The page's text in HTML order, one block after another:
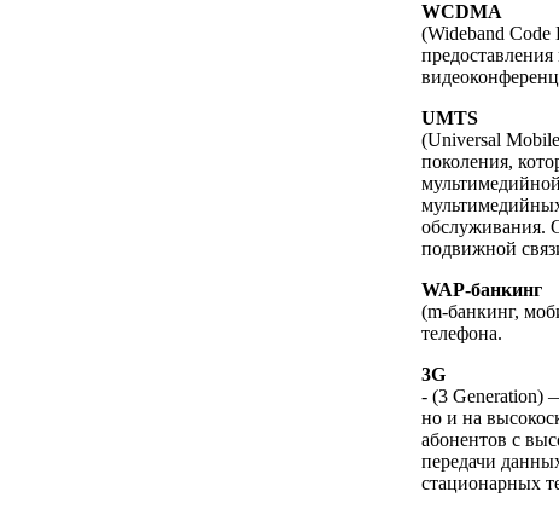
WCDMA
(Wideband
UMTS
(Universal
поколения,
обслуживания.
подвижной
WAP-банкинг
(m-банкинг,
телефона.
3G
- (3 Generation)
но и на
абонентов с
передачи
стационарных